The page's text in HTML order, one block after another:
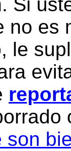
no es
le
son